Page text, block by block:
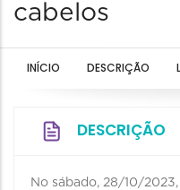
cabelos
INÍCIO DESCRIÇÃO
DESCRIÇÃO
No sábado, 28/10/